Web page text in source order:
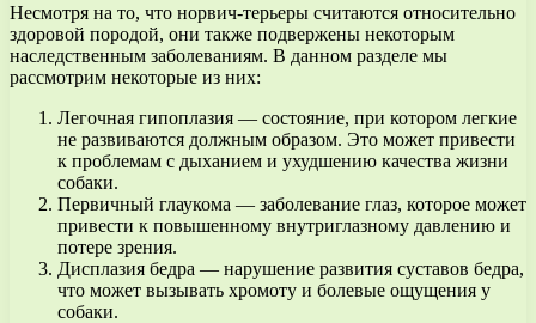
Несмотря на то, что норвич-терьеры считаются относительно
здоровой породой, они также подвержены некоторым
наследственным заболеваниям. В данном разделе мы
рассмотрим некоторые из них:
Легочная гипоплазия — состояние, при котором легкие
не развиваются должным образом. Это может привести
к проблемам с дыханием и ухудшению качества жизни
собаки.
Первичный глаукома — заболевание глаз, которое может
привести к повышенному внутриглазному давлению и
потере зрения.
Дисплазия бедра — нарушение развития суставов бедра,
что может вызывать хромоту и болевые ощущения у
собаки.